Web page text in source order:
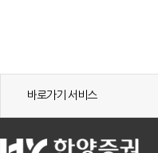
바로가기 서비스